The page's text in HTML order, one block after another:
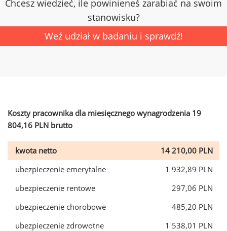
Chcesz wiedzieć, ile powinieneś zarabiać na swoim
stanowisku?
Weź udział w badaniu i sprawdź!
Koszty pracownika dla miesięcznego wynagrodzenia 19
804,16 PLN brutto
kwota netto
14 210,00 PLN
ubezpieczenie emerytalne
1 932,89 PLN
ubezpieczenie rentowe
297,06 PLN
ubezpieczenie chorobowe
485,20 PLN
ubezpieczenie zdrowotne
1 538,01 PLN